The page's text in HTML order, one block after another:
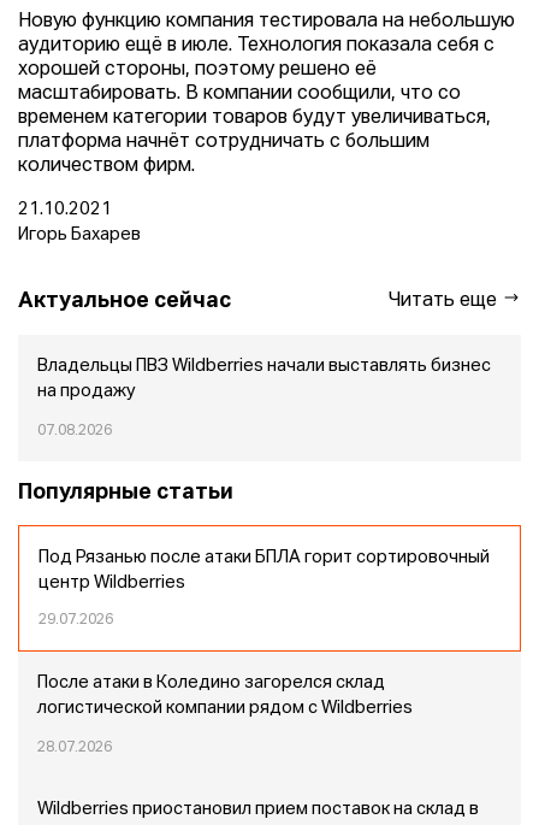
Новую функцию компания тестировала на небольшую
аудиторию ещё в июле. Технология показала себя с
хорошей стороны, поэтому решено её
масштабировать. В компании сообщили, что со
временем категории товаров будут увеличиваться,
платформа начнёт сотрудничать с большим
количеством фирм.
21.10.2021
Игорь Бахарев
Актуальное сейчас Читать еще
Владельцы ПВЗ Wildberries начали выставлять бизнес
на продажу
07.08.2026
Популярные статьи
Под Рязанью после атаки БПЛА горит сортировочный
центр Wildberries
29.07.2026
После атаки в Коледино загорелся склад
логистической компании рядом с Wildberries
28.07.2026
Wildberries приостановил прием поставок на склад в